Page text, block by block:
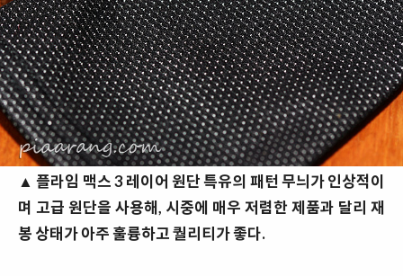
▲플라임 맥스 3 레이어 원단 특유의 패턴 무늬가 인상적이
며 고급 원단을 사용해, 시중에 매우 저렴한 제품과 달리 재
봉 상태가 아주 훌륭하고 퀄리티가 좋다.